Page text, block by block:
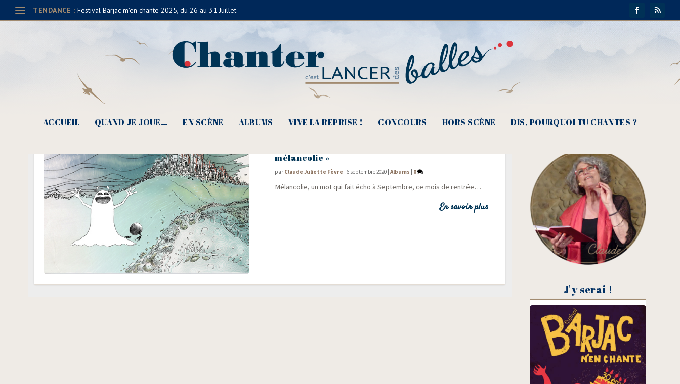
TENDANCE : Festival Barjac m’en chante 2025, du 26 au 31 Juillet
ACCUEIL QUAND JE JOUE… EN SCÈNE ALBUMS VIVE LA REPRISE ! CONCOURS HORS SCÈNE DIS, POURQUOI TU CHANTES ?
mélancolie »
par Claude Juliette Fèvre |6 septembre 2020 |Albums 0
Mélan­co­lie, un mot qui fait écho à Sep­tembre, ce mois de rentrée…
En savoir plus
J'y serai !